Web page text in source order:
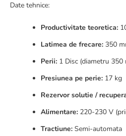
Date tehnice:
Productivitate teoretica:
Latimea de frecare: 350
Perii: 1 Disc (diametru 350
Presiunea pe perie: 17 kg
Rezervor solutie /
Alimentare: 220-230 V
Tractiune: Semi-automata